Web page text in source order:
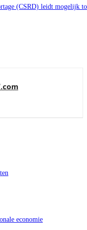
(CSRD) leidt mogelijk
economie